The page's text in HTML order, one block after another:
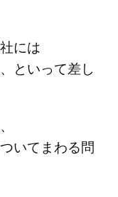
には
といって差し
いてまわる問